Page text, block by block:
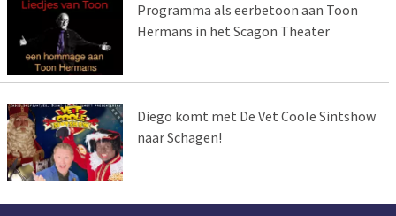
Programma als eerbetoon aan Toon
Hermans in het Scagon Theater
Diego komt met De Vet Coole Sintshow
naar Schagen!